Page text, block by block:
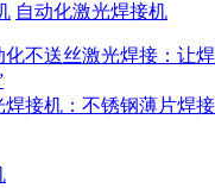
自动化激光焊接机
化不送丝激光焊接：让
焊接机：不锈钢薄片焊